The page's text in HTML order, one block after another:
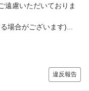
遠慮いただいておりま
場合がございます)...
違反報告